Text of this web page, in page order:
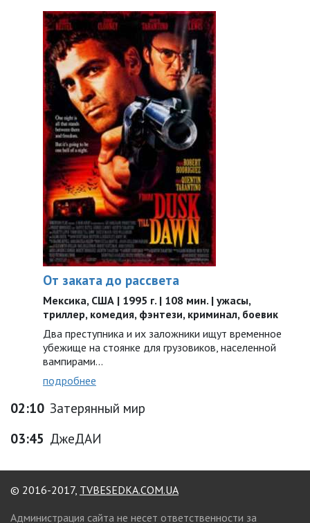
От заката до рассвета
Мексика, США | 1995 г. | 108 мин. | ужасы,
триллер, комедия, фэнтези, криминал, боевик
Два преступника и их заложники ищут временное
убежище на стоянке для грузовиков, населенной
вампирами…
подробнее
02:10 Затерянный мир
03:45 ДжеДАИ
© 2016-2017, TVBESEDKA.COM.UA
Администрация сайта не несет ответственности за